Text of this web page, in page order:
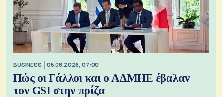
BUSINESS 06.08.2026, 07:00
Πώς οι Γάλλοι και ο ΑΔΜΗΕ έβαλαν
τον GSI στην πρίζα